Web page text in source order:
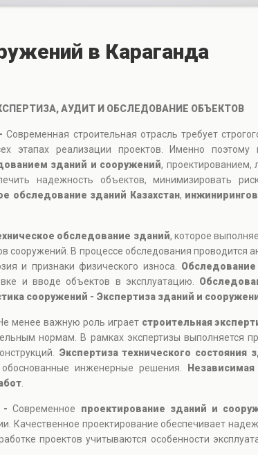
в Караганда
АУДИТ И ОБСЛЕДОВАНИЕ ОБЪЕКТОВ
-Современная строительная отрасль требует
этапах реализации проектов. Именно поэтому
зданий и сооружений, проектированием,
надежность объектов, минимизировать
обследование зданий Казахстан,
обследование зданий, которое
сооружений. В процессе обследования проводится
и признаки физического износа.
и вводе объектов в эксплуатацию.
сооружений - Экспертиза зданий и
менее важную роль играет строительная
нормам. В рамках экспертизы выполняется
Экспертиза технического состояния
инженерные решения.
-Современное проектирование зданий и
Качественное проектирование обеспечивает
проектов учитываются особенности